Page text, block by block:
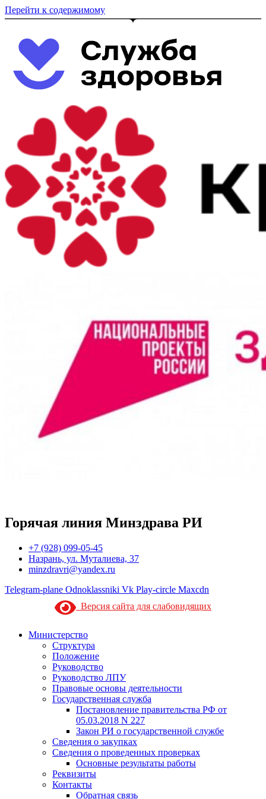
Перейти к содержимому
Горячая линия Минздрава РИ
+7 (928) 099-05-45
Назрань, ул. Муталиева, 37
minzdravri@yandex.ru
Telegram-plane Odnoklassniki Vk Play-circle Maxcdn
Версия сайта для слабовидящих
Министерство
Структура
Положение
Руководство
Руководство ЛПУ
Правовые основы деятельности
Государственная служба
Постановление правительства РФ от
05.03.2018 N 227
Закон РИ о государственной службе
Сведения о закупках
Сведения о проведенных проверках
Основные результаты работы
Реквизиты
Контакты
Обратная связь